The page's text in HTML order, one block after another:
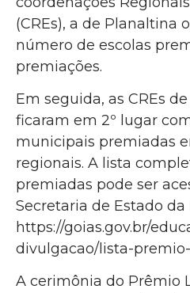
(CREs), a de Planaltina
número de escolas
premiações.
Em seguida, as CREs
ficaram em 2º lugar
municipais premiadas
regionais. A lista
premiadas pode ser
Secretaria de Estado da
https://goias.gov.br/
divulgacao/lista-
A cerimônia do Prêmio